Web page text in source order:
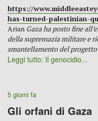
https://
has-turned-palestinian-
Arian Gaza ha posto fine
della supremazia militare e
smantellamento del
Leggi tutto: Il genocidio...
5 giorni fa
Gli orfani di Gaza